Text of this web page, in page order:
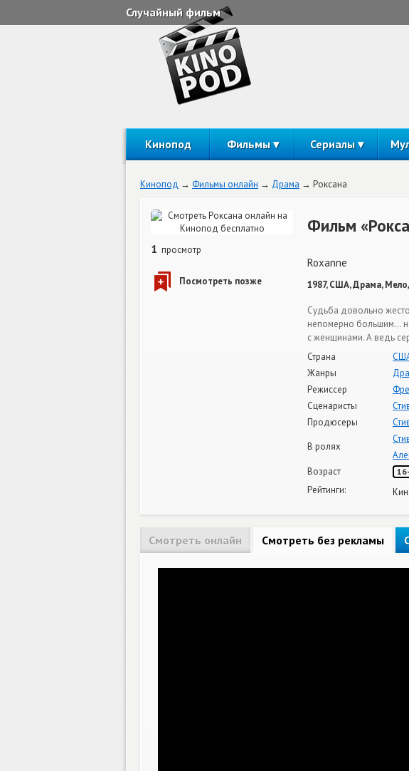
Случайный фильм
Кинопод Фильмы Сериалы
Кинопод Фильмы онлайн Драма Роксана
1 просмотр
Фильм
Roxanne
1987, США, Драма,
Судьба довольно
непомерно большим…
с женщинами. А ведь
Страна
Жанры
Режиссер
Сценаристы
Продюсеры
В ролях
Возраст
Рейтинги:
Смотреть онлайн Смотреть без рекламы